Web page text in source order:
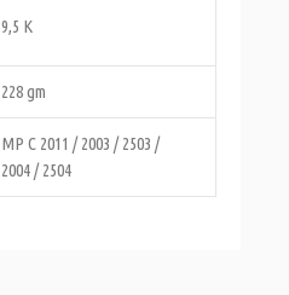
9,5 K
228 gm
MP C 2011 / 2003 / 2503 /
2004 / 2504